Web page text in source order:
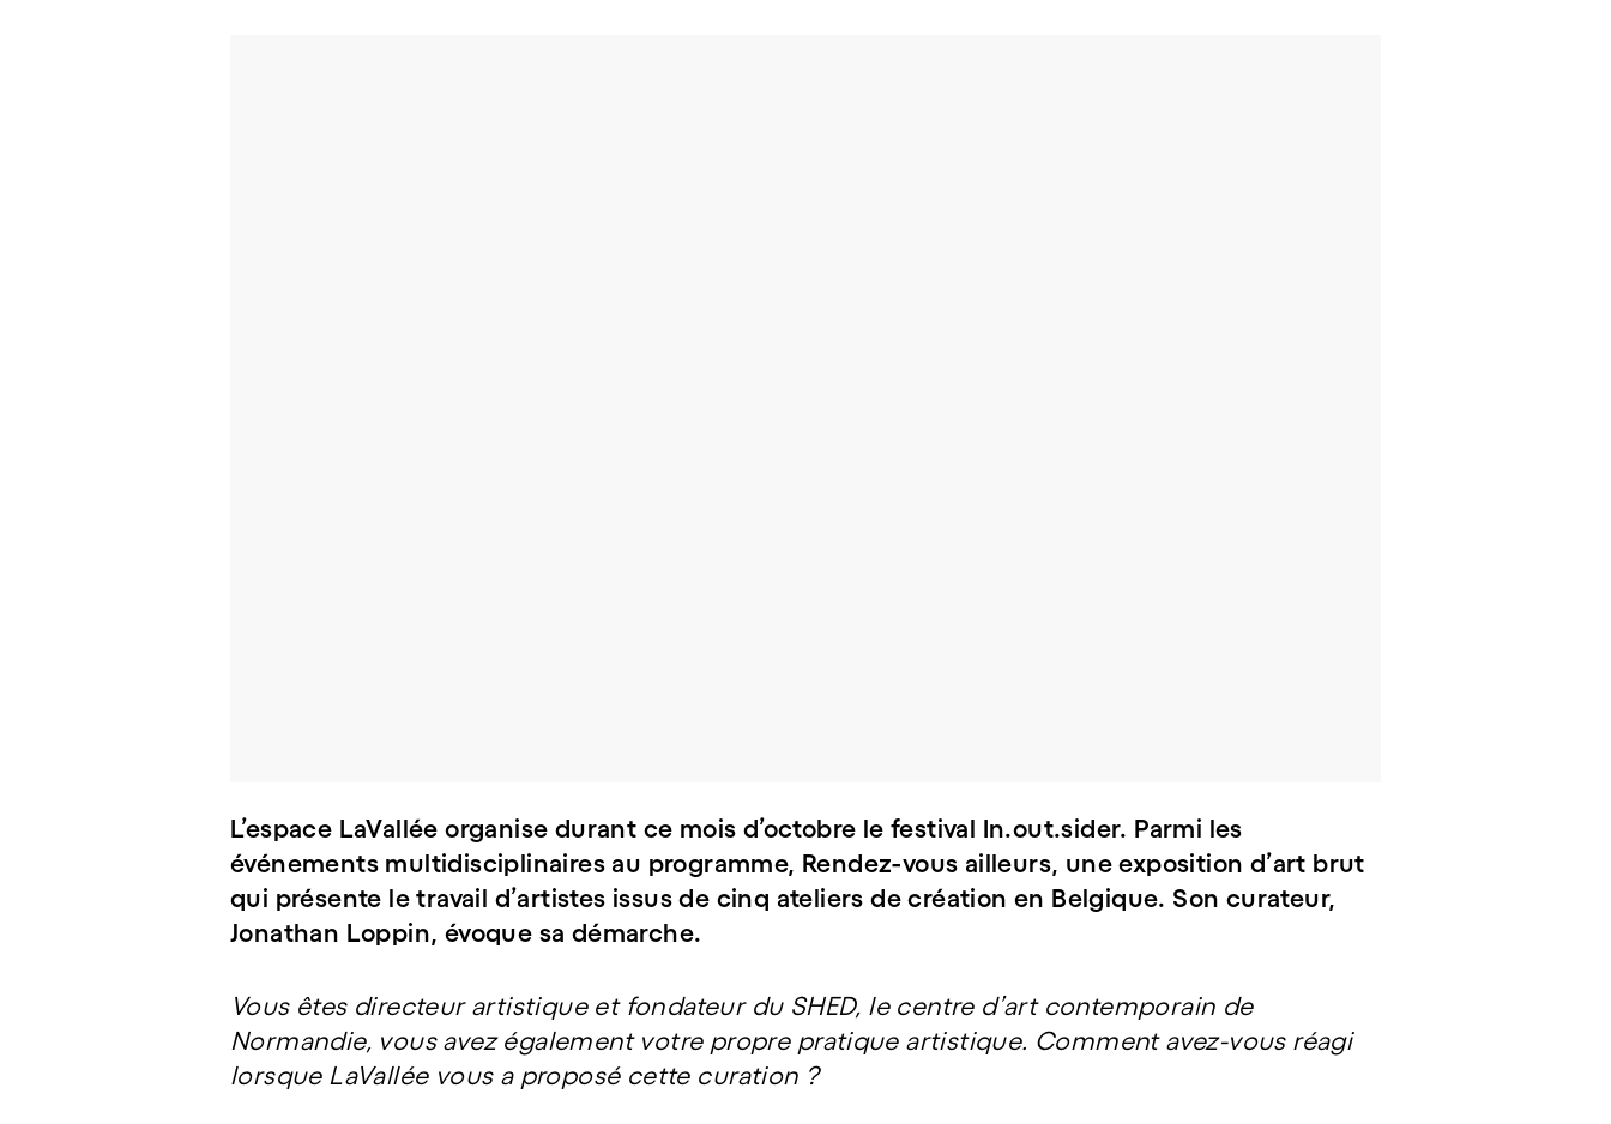
L’espace LaVallée organise durant ce mois d’octobre le festival In.out.sider. Parmi les
événements multidisciplinaires au programme, Rendez-vous ailleurs, une exposition d’art brut
qui présente le travail d’artistes issus de cinq ateliers de création en Belgique. Son curateur,
Jonathan Loppin, évoque sa démarche.
Vous êtes directeur artistique et fondateur du SHED, le centre d’art contemporain de
Normandie, vous avez également votre propre pratique artistique. Comment avez-vous réagi
lorsque LaVallée vous a proposé cette curation ?